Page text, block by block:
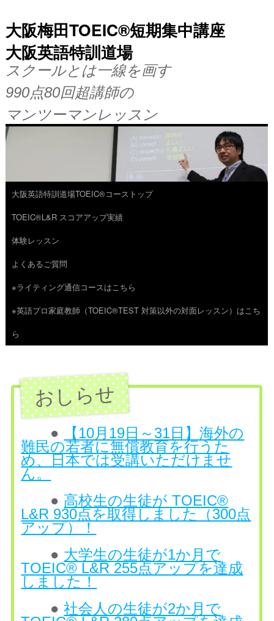
大阪梅田TOEIC®短期集中講座
大阪英語特訓道場
スクールとは一線を画す
990点80回超講師の
マンツーマンレッスン
コ
ン
テ
ン
ツ
へ
ス
大阪英語特訓道場TOEIC®コーストップ
TOEIC®L&R スコアアップ実績
体験レッスン
よくあるご質問
※ライティング通信コースはこちら
※英語プロ家庭教師（TOEIC®TEST 対策以外の対面レッスン）はこち
ら
●
【10月19日～31日】海外の
難民の若者に無償教育を行うた
め、日本では受講いただけませ
ん。
● 高校生の生徒が TOEIC®
L&R 930点を取得しました（300点
アップ）！
● 大学生の生徒が1か月で
TOEIC® L&R 255点アップを達成
しました！
●社会人の生徒が2か月で